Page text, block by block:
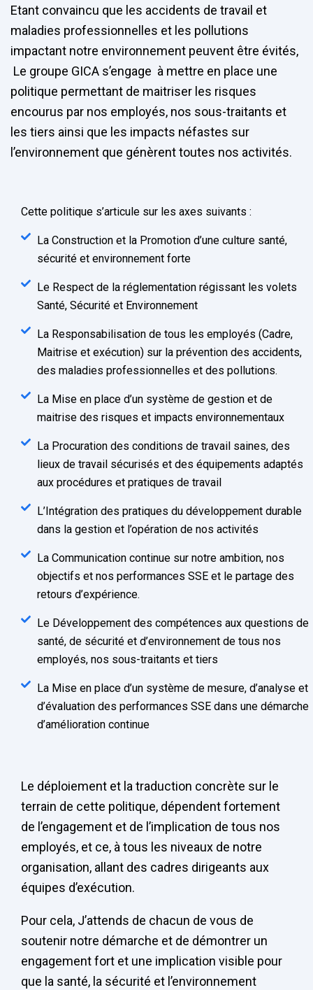
Etant convaincu que les accidents de travail et
maladies professionnelles et les pollutions
impactant notre environnement peuvent être évités,
Le groupe GICA s’engage à mettre en place une
politique permettant de maitriser les risques
encourus par nos employés, nos sous-traitants et
les tiers ainsi que les impacts néfastes sur
l’environnement que génèrent toutes nos activités.
Cette politique s’articule sur les axes suivants :
La Construction et la Promotion d’une culture santé,
sécurité et environnement forte
Le Respect de la réglementation régissant les volets
Santé, Sécurité et Environnement
La Responsabilisation de tous les employés (Cadre,
Maitrise et exécution) sur la prévention des accidents,
des maladies professionnelles et des pollutions.
La Mise en place d’un système de gestion et de
maitrise des risques et impacts environnementaux
La Procuration des conditions de travail saines, des
lieux de travail sécurisés et des équipements adaptés
aux procédures et pratiques de travail
L’Intégration des pratiques du développement durable
dans la gestion et l’opération de nos activités
La Communication continue sur notre ambition, nos
objectifs et nos performances SSE et le partage des
retours d’expérience.
Le Développement des compétences aux questions de
santé, de sécurité et d’environnement de tous nos
employés, nos sous-traitants et tiers
La Mise en place d’un système de mesure, d’analyse et
d’évaluation des performances SSE dans une démarche
d’amélioration continue
Le déploiement et la traduction concrète sur le
terrain de cette politique, dépendent fortement
de l’engagement et de l’implication de tous nos
employés, et ce, à tous les niveaux de notre
organisation, allant des cadres dirigeants aux
équipes d’exécution.
Pour cela, J’attends de chacun de vous de
soutenir notre démarche et de démontrer un
engagement fort et une implication visible pour
que la santé, la sécurité et l’environnement